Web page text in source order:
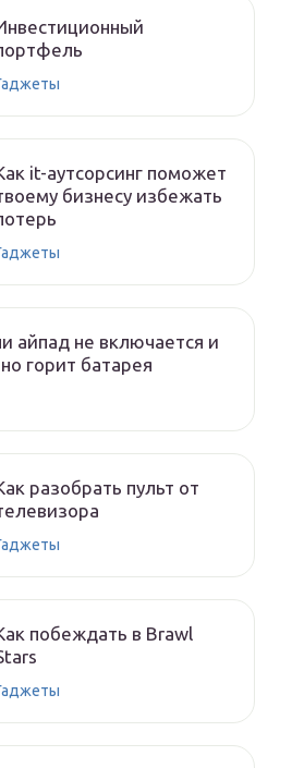
it-аутсорсинг поможет
бизнесу избежать
айпад не включается и
горит батарея
разобрать пульт от
побеждать в Brawl